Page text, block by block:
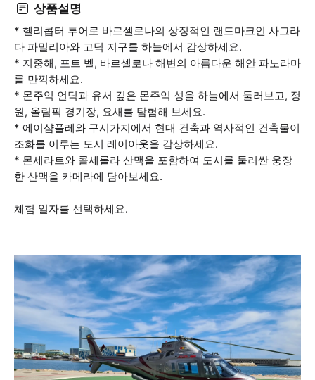
상품설명
* 헬리콥터 투어로 바르셀로나의 상징적인 랜드마크인 사그라
다 파밀리아와 고딕 지구를 하늘에서 감상하세요.
* 지중해, 포트 벨, 바르셀로나 해변의 아름다운 해안 파노라마
를 만끽하세요.
* 몬주익 언덕과 유서 깊은 몬주익 성을 하늘에서 둘러보고, 정
원, 올림픽 경기장, 요새를 탐험해 보세요.
* 에이샴플레와 구시가지에서 현대 건축과 역사적인 건축물이
조화를 이루는 도시 레이아웃을 감상하세요.
* 몬세라트와 콜세롤라 산맥을 포함하여 도시를 둘러싼 웅장
한 산맥을 카메라에 담아보세요.
체험 일자를 선택하세요.